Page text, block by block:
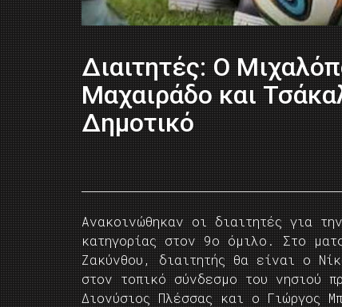
Διαιτητές: O
Μαχαιράδο και
Δημοτικό
Ανακοινώθηκαν οι διαιτητές για
κατηγορίας στον 9ο όμιλο. Στο
Ζακύνθου, διαιτητής θα είναι ο
στον τοπικό σύνδεσμο του νησιού
Διονύσιος Πλέσσας και ο Γιώργος